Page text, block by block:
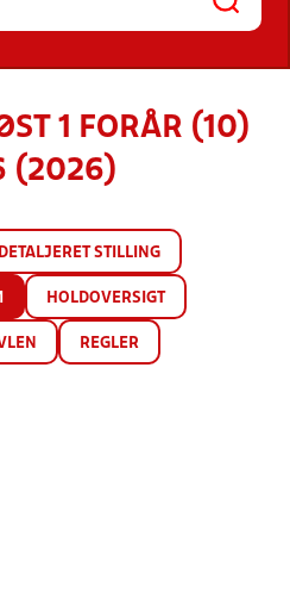
1 FORÅR (10)
(2026)
DETALJERET STILLING
HOLDOVERSIGT
REGLER